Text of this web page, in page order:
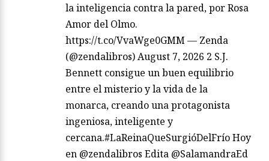
la inteligencia contra la pared, por Rosa
Amor del Olmo.
https://t.co/VvaWge0GMM — Zenda
(@zendalibros) August 7, 2026 2 S.J.
Bennett consigue un buen equilibrio
entre el misterio y la vida de la
monarca, creando una protagonista
ingeniosa, inteligente y
cercana.#LaReinaQueSurgióDelFrío Hoy
en @zendalibros Edita @SalamandraEd